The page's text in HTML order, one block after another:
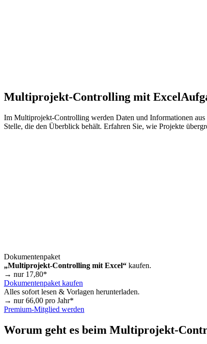
Multiprojekt-Controlling mit Excel
Im Multiprojekt-Controlling werden Daten und Informationen aus
Stelle, die den Überblick behält. Erfahren Sie, wie Projekte
Dokumentenpaket
„Multiprojekt-Controlling mit Excel“ kaufen.
→ nur 17,80*
Dokumentenpaket kaufen
Alles sofort lesen & Vorlagen herunterladen.
→ nur66,00 pro Jahr*
Premium-Mitglied werden
Worum geht es beim Multiprojekt-